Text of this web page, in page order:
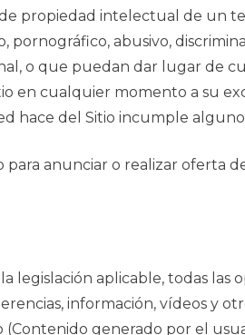
propiedad intelectual de un
pornográfico, abusivo,
o que puedan dar lugar de
en cualquier momento a su
hace del Sitio incumple
anunciar o realizar oferta
legislación aplicable, todas las
información, vídeos y
generado por el